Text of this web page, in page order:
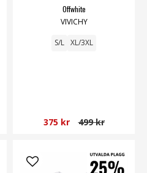
Offwhite
VIVICHY
S/L XL/3XL
375 kr 499 kr